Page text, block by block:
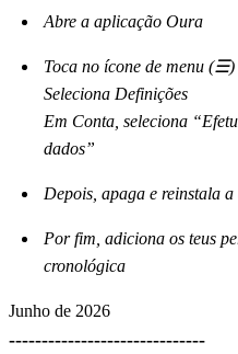
Abre a aplicação Oura
Toca no ícone de menu
Seleciona Definições
Em Conta, seleciona
dados”
Depois, apaga e reinstala
Por fim, adiciona os teus
cronológica
Junho de 2026
------------------------------